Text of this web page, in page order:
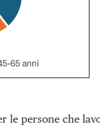
le persone che